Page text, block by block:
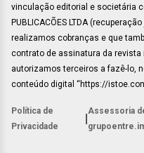
vinculação editorial e societária
PUBLICACÕES LTDA
realizamos cobranças e que
contrato de assinatura da revista
autorizamos terceiros a fazê-lo,
conteúdo digital “https://
Política de
Privacidade
Assessoria